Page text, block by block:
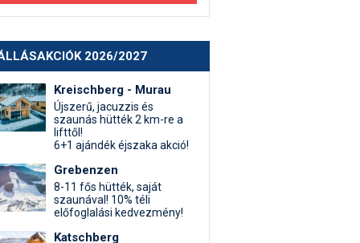
2026/2027
Kreischberg - Murau
Újszerű, jacuzzis és
szaunás hütték 2 km-re a
lifttől!
6+1 ajándék éjszaka akció!
Grebenzen
8-11 fős hütték, saját
szaunával! 10% téli
előfoglalási kedvezmény!
Katschberg